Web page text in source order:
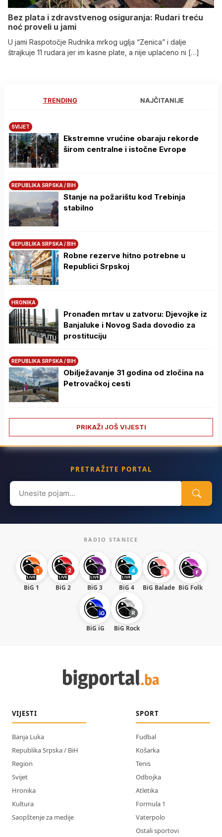
Bez plata i zdravstvenog osiguranja: Rudari treću
noć proveli u jami
U jami Raspotočje Rudnika mrkog uglja “Zenica” i dalje
štrajkuje 11 rudara jer im kasne plate, a nije uplaćeno ni […]
TRENDING NAJČITANIJE
SVIJET
Ekstremne vrućine obaraju rekorde
širom centralne i istočne Evrope
REPUBLIKA SRPSKA / BIH
Stanje na požarištu kod Trebinja
stabilno
REPUBLIKA SRPSKA / BIH
Robne rezerve hitno potrebne u
Republici Srpskoj
HRONIKA
Pronađen mrtav u zatvoru: Djevojke iz
Banjaluke i Novog Sada dovodio za
prostituciju
REPUBLIKA SRPSKA / BIH
Obilježavanje 31 godina od zločina na
Petrovačkoj cesti
PRIKAŽI JOŠ VIJESTI
PRETRAŽITE PORTAL
Search
for:
RADIO STANICE
BiG 1 BiG 2 BiG 3 BiG 4 BiG Balade BiG Folk
BiG iG BiG Rock
VIJESTI
Banja Luka
Republika Srpska / BiH
Region
Svijet
Hronika
Kultura
Saopštenje za medije
SPORT
Fudbal
Košarka
Tenis
Odbojka
Atletika
Formula 1
Vaterpolo
Ostali sportovi